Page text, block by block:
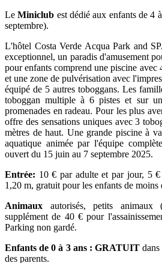
LeMiniclub est dédié aux enfants de 4
septembre).
L'hôtel Costa Verde Acqua Park and
exceptionnel, un paradis d'amusement
pour enfants comprend une piscine avec
et une zone de pulvérisation avec
équipé de 5 autres toboggans. Les
toboggan multiple à 6 pistes et sur
promenades en radeau. Pour les plus
offre des sensations uniques avec 3
mètres de haut. Une grande piscine à
aquatique animée par l'équipe
ouvert du 15 juin au 7 septembre 2025.
Entrée: 10 € par adulte et par jour, 5
1,20 m, gratuit pour les enfants de moins
Animaux autorisés, petits animaux
supplément de 40 € pour
Parking non gardé.
Enfants de 0 à 3 ans : GRATUITdans
des parents.